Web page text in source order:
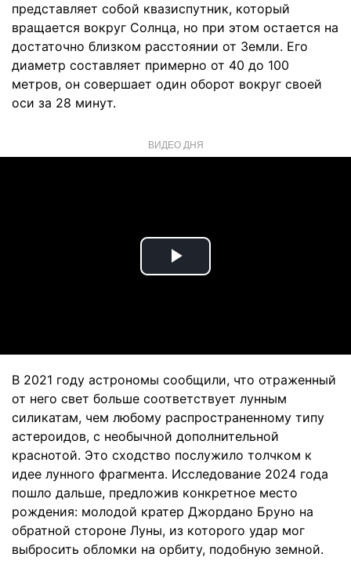
представляет собой квазиспутник, который
вращается вокруг Солнца, но при этом остается на
достаточно близком расстоянии от Земли. Его
диаметр составляет примерно от 40 до 100
метров, он совершает один оборот вокруг своей
оси за 28 минут.
ВИДЕО ДНЯ
Play
В 2021 году астрономы сообщили, что отраженный
от него свет больше соответствует лунным
силикатам, чем любому распространенному типу
астероидов, с необычной дополнительной
краснотой. Это сходство послужило толчком к
идее лунного фрагмента. Исследование 2024 года
пошло дальше, предложив конкретное место
рождения: молодой кратер Джордано Бруно на
обратной стороне Луны, из которого удар мог
выбросить обломки на орбиту, подобную земной.